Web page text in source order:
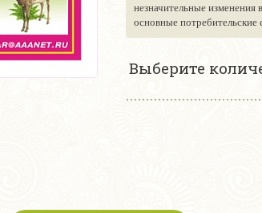
незначительные изменения
основные потребительские
Выберите